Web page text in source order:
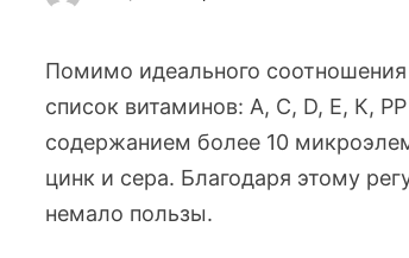
Помимо идеального
список витаминов: А, С, D, Е, К,
содержанием более 10
цинк и сера. Благодаря этому
немало пользы.